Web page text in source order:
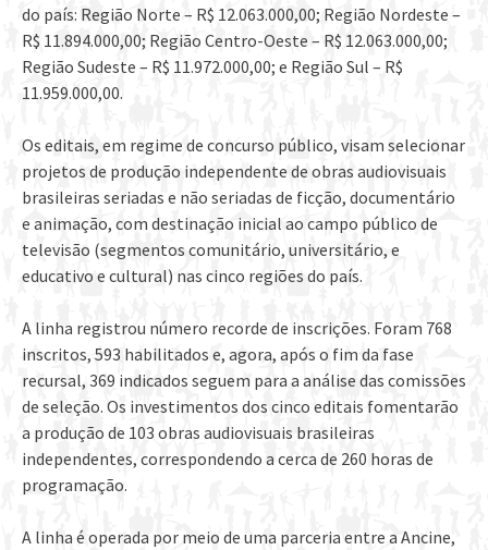
do país: Região Norte – R$ 12.063.000,00; Região Nordeste –
R$ 11.894.000,00; Região Centro-Oeste – R$ 12.063.000,00;
Região Sudeste – R$ 11.972.000,00; e Região Sul – R$
11.959.000,00.
Os editais, em regime de concurso público, visam selecionar
projetos de produção independente de obras audiovisuais
brasileiras seriadas e não seriadas de ficção, documentário
e animação, com destinação inicial ao campo público de
televisão (segmentos comunitário, universitário, e
educativo e cultural) nas cinco regiões do país.
A linha registrou número recorde de inscrições. Foram 768
inscritos, 593 habilitados e, agora, após o fim da fase
recursal, 369 indicados seguem para a análise das comissões
de seleção. Os investimentos dos cinco editais fomentarão
a produção de 103 obras audiovisuais brasileiras
independentes, correspondendo a cerca de 260 horas de
programação.
A linha é operada por meio de uma parceria entre a Ancine,